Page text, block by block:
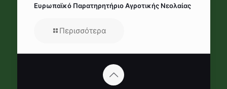
Ευρωπαϊκό Παρατηρητήριο Αγροτικής Νεολαίας
Περισσότερα